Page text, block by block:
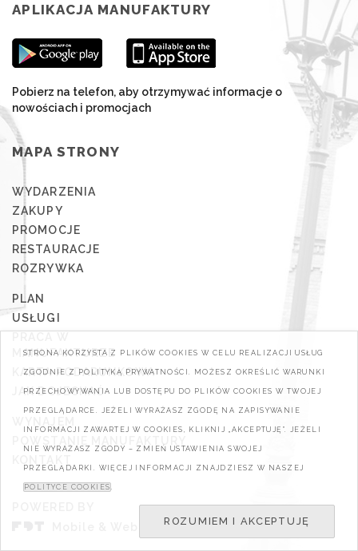
APLIKACJA MANUFAKTURY
Pobierz na telefon, aby otrzymywać informacje o
nowościach i promocjach
MAPA STRONY
WYDARZENIA
ZAKUPY
PROMOCJE
RESTAURACJE
ROZRYWKA
PLAN
USŁUGI
MANUFAKTURZE
KARTA PODARUNKOWA
JAK DOJECHAĆ
Mobile & Web Developers
STRONA KORZYSTA Z PLIKÓW COOKIES W CELU REALIZACJI USŁUG
ZGODNIE Z POLITYKĄ PRYWATNOŚCI. MOŻESZ OKREŚLIĆ WARUNKI
PRZECHOWYWANIA LUB DOSTĘPU DO PLIKÓW COOKIES W TWOJEJ
PRZEGLĄDARCE. JEŻELI WYRAŻASZ ZGODĘ NA ZAPISYWANIE
INFORMACJI ZAWARTEJ W COOKIES, KLIKNIJ „AKCEPTUJĘ". JEŻELI
NIE WYRAŻASZ ZGODY – ZMIEŃ USTAWIENIA SWOJEJ
PRZEGLĄDARKI. WIĘCEJ INFORMACJI ZNAJDZIESZ W NASZEJ
POLITYCE COOKIES .
ROZUMIEM I AKCEPTUJĘ